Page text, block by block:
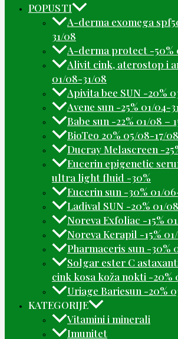
POPUSTI
A-derma exomega
31/08
A-derma protect -50%
Alivit cink, aterostop i
01/08-31/08
Apivita bee SUN -20%
Avene sun -25% 01/04-
Babe sun -22% 01/08 –
BioTeo 20% 05/08-17/08
Ducray Melascreen -
Eucerin epigenetic
ultra light fluid -30%
Eucerin sun -30% 01/
Ladival SUN -20% 01/
Noreva Exfoliac -15%
Noreva Kerapil -15%
Pharmaceris sun -30%
Solgar ester C
cink kosa koža nokti -20%
Uriage Bariesun -20%
KATEGORIJE
Vitamini i minerali
Imunitet